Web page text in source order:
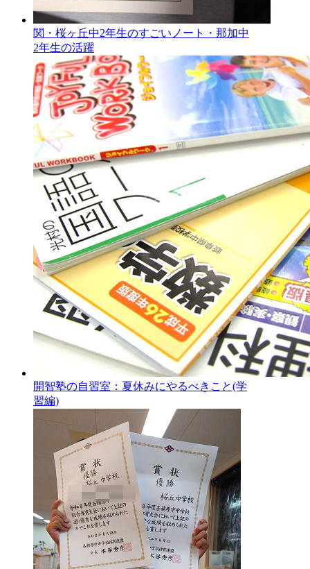
関・桜ヶ丘中2年生のすごいノート・那加中
2年生の活躍
開智塾の自習室：夏休みにやるべきこと(学
習編)